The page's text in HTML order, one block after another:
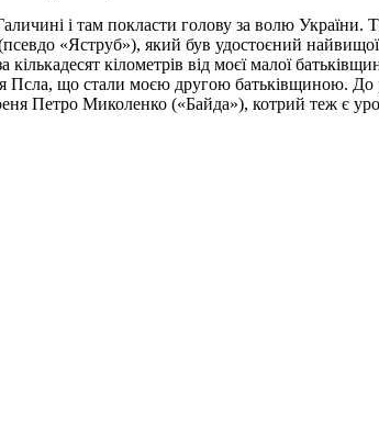
і там покласти голову за волю України.
«Яструб»), який був удостоєний
кілометрів від моєї малої
що стали моєю другою батьківщиною. До
Петро Миколенко («Байда»), котрий теж є